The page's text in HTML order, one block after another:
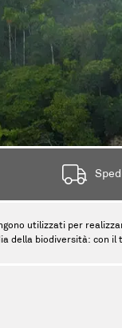
utilizzati per
della biodiversità: con